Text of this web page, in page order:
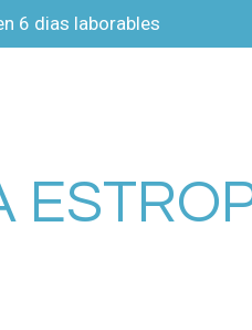
6 dias laborables